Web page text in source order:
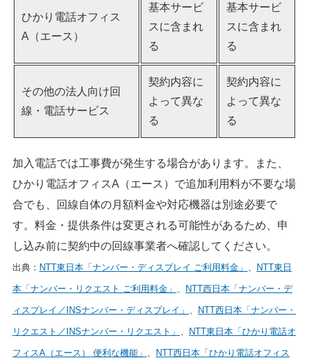
ひかり電話オフィス
A（エース）
基本サービ
スに含まれ
る
基本サービ
スに含まれ
る
その他の法人向け回
線・電話サービス
契約内容に
よって異な
る
契約内容に
よって異な
る
加入電話では工事費が発生する場合があります。また、
ひかり電話オフィスA（エース）で追加利用料が不要な場
合でも、回線自体の月額料金や対応機器は別途必要で
す。料金・提供条件は変更される可能性があるため、申
し込み前に契約中の回線事業者へ確認してください。
出典： NTT東日本「ナンバー・ディスプレイ ご利用料金」 NTT東日
本「ナンバー・リクエスト ご利用料金」 NTT西日本「ナンバー・デ
ィスプレイ／INSナンバー・ディスプレイ」 NTT西日本「ナンバー・
リクエスト／INSナンバー・リクエスト」 NTT東日本「ひかり電話オ
フィスA（エース） 便利な機能」 NTT西日本「ひかり電話オフィス